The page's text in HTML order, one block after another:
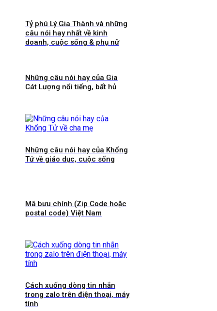
Tỷ phú Lý Gia Thành và những
câu nói hay nhất về kinh
doanh, cuộc sống & phụ nữ
Những câu nói hay của Gia
Cát Lượng nổi tiếng, bất hủ
Những câu nói hay của Khổng
Tử về giáo dục, cuộc sống
Mã bưu chính (Zip Code hoặc
postal code) Việt Nam
Cách xuống dòng tin nhắn
trong zalo trên điện thoại, máy
tính